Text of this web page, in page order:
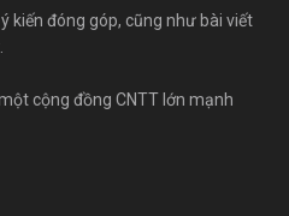
kiến đóng góp, cũng như bài viết
cộng đồng CNTT lớn mạnh